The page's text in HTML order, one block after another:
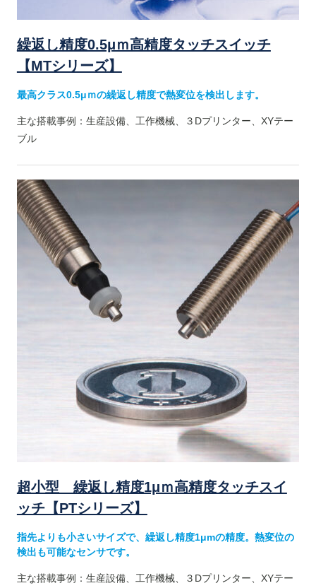
繰返し精度0.5μｍ高精度タッチスイッチ
【MTシリーズ】
最高クラス0.5μｍの繰返し精度で熱変位を検出します。
主な搭載事例：生産設備、工作機械、３Dプリンター、XYテー
ブル
超小型 繰返し精度1μｍ高精度タッチスイ
ッチ【PTシリーズ】
指先よりも小さいサイズで、繰返し精度1μmの精度。熱変位の
検出も可能なセンサです。
主な搭載事例：生産設備、工作機械、３Dプリンター、XYテー